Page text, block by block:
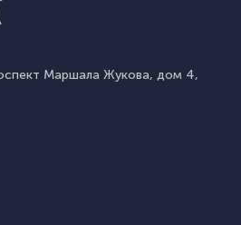
Маршала Жукова, дом 4,